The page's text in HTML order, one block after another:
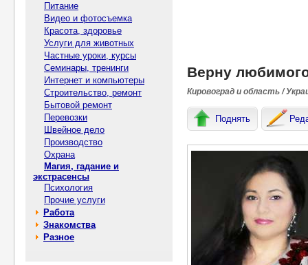
Питание
Видео и фотосъемка
Красота, здоровье
Услуги для животных
Частные уроки, курсы
Семинары, тренинги
Интернет и компьютеры
Строительство, ремонт
Бытовой ремонт
Перевозки
Швейное дело
Производство
Охрана
Магия, гадание и
экстрасенсы
Психология
Прочие услуги
Работа
Знакомства
Разное
Верну
Кировоград и область /
Поднять